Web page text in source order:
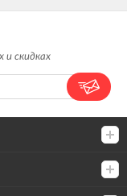
и скидках